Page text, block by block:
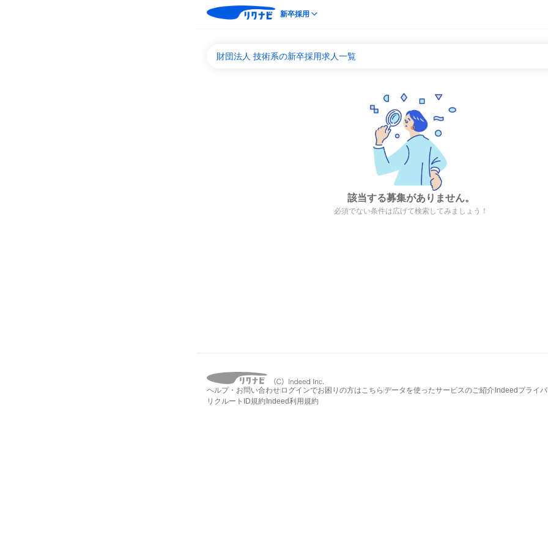
新卒採用
財団法人 技術系の新卒採用求人一覧
該当する募集がありません。
必須でない条件は広げて検索してみましょう！
ヘルプ・お問い合わせ ログインでお困りの方はこちら データを使ったサービスのご紹介 Indeedプライ
リクルートID規約 Indeed利用規約